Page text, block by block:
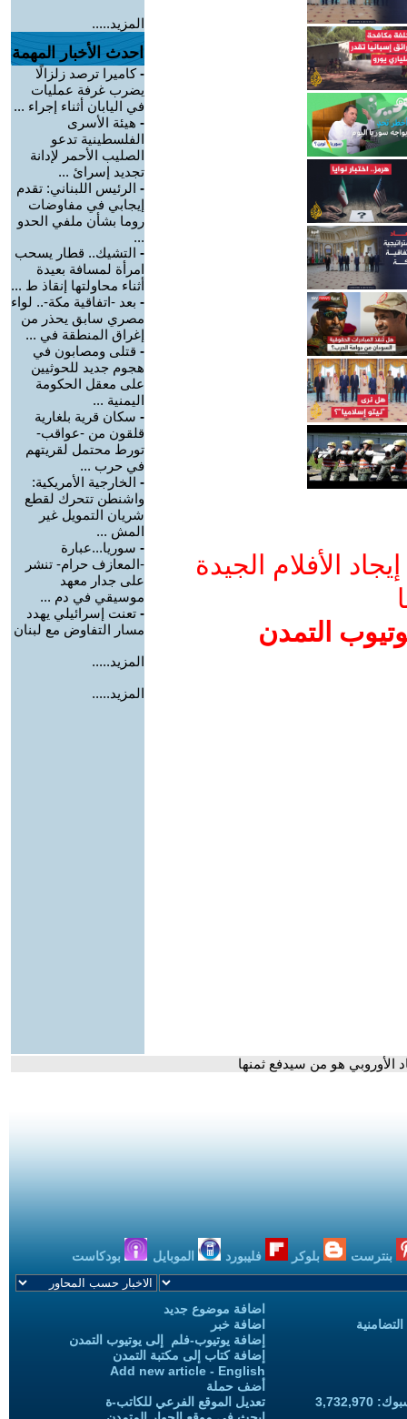
الأفلام الجيدة
التمدن
المزيد.....
احدث الأخبار المهمة
-كاميرا ترصد زلزالًا
يضرب غرفة عمليات
في اليابان أثناء إجراء ...
- هيئة الأسرى
الفلسطينية تدعو
الصليب الأحمر لإدانة
تجديد إسرائ ...
- الرئيس اللبناني: تقدم
إيجابي في مفاوضات
روما بشأن ملفي الحدو
...
- التشيك.. قطار يسحب
امرأة لمسافة بعيدة
أثناء محاولتها إنقاذ ط ...
- بعد -اتفاقية مكة-.. لواء
مصري سابق يحذر من
إغراق المنطقة في ...
- قتلى ومصابون في
هجوم جديد للحوثيين
على معقل الحكومة
اليمنية ...
- سكان قرية بلغارية
قلقون من -عواقب-
تورط محتمل لقريتهم
في حرب ...
- الخارجية الأمريكية:
واشنطن تتحرك لقطع
شريان التمويل غير
المش ...
- سوريا...عبارة
-المعازف حرام- تنشر
على جدار معهد
موسيقي في دم ...
- تعنت إسرائيلي يهدد
مسار التفاوض مع لبنان
المزيد.....
المزيد.....
الأوروبي هو من سيدفع ثمنها
بنترست بلوكر فليبورد الموبايل بودكاست
اضافة موضوع جديد
اضافة خبر
إضافة يوتيوب-فلم إلى يوتيوب التمدن
إضافة كتاب إلى مكتبة التمدن
Add new article - English
أضف حملة
تعديل الموقع الفرعي للكاتب-ة